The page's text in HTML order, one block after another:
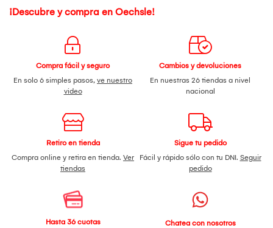
¡Descubre y compra en Oechsle!
Compra fácil y seguro
En solo 6 simples pasos, ve nuestro
video
Cambios y devoluciones
En nuestras 26 tiendas a nivel
nacional
Retiro en tienda
Compra online y retira en tienda. Ver
tiendas
Sigue tu pedido
Fácil y rápido sólo con tu DNI. Seguir
pedido
Hasta 36 cuotas
Chatea con nosotros